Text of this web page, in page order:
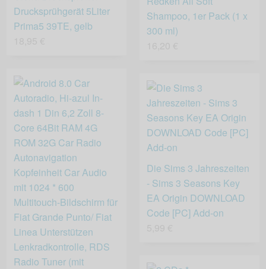
Drucksprühgerät 5Liter
Prima5 39TE, gelb
Shampoo, 1er Pack (1 x
300 ml)
Die Sims 3 Jahreszeiten
- Sims 3 Seasons Key
EA Origin DOWNLOAD
Code [PC] Add-on